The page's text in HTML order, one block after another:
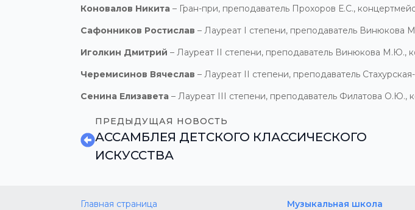
Коновалов Никита – Гран-при, преподаватель Прохоров Е.С.,
Сафонников Ростислав – Лауреат I степени, преподаватель Винюкова
Иголкин Дмитрий – Лауреат II степени, преподаватель Винюкова М.Ю.,
Черемисинов Вячеслав – Лауреат II степени, преподаватель
Сенина Елизавета – Лауреат III степени, преподаватель Филатова О.Ю.,
ПРЕДЫДУЩАЯ НОВОСТЬ
АССАМБЛЕЯ ДЕТСКОГО КЛАССИЧЕСКОГО
ИСКУССТВА
Главная страница
Музыкальная школа